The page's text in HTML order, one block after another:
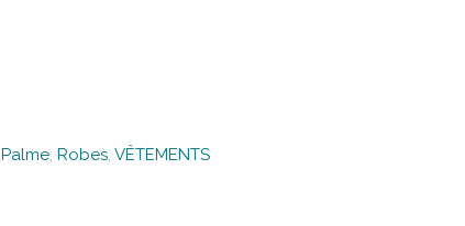
Palme, Robes, VÊTEMENTS